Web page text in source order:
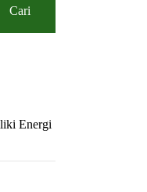
Cari
Energi